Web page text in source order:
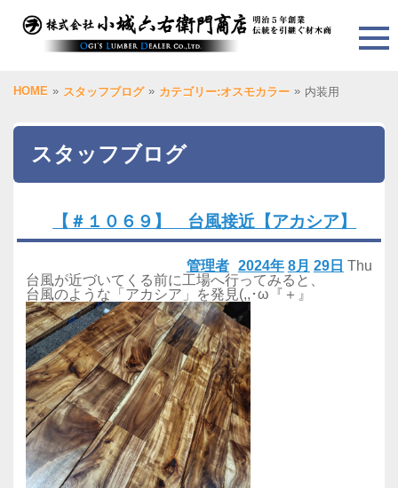
HOME » スタッフブログ » カテゴリー:オスモカラー » 内装用
スタッフブログ
【＃１０６９】 台風接近【アカシア】
2024年 8月 29日 Thu
管理者
台風が近づいてくる前に工場へ行ってみると、
台風のような「アカシア」を発見(,,･ω『＋』ゞ